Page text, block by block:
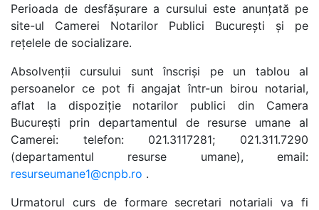
Perioada de desfășurare a cursului este anunțată pe
site-ul Camerei Notarilor Publici București și pe
rețelele de socializare.
Absolvenții cursului sunt înscriși pe un tablou al
persoanelor ce pot fi angajat într-un birou notarial,
aflat la dispoziție notarilor publici din Camera
Bucureşti prin departamentul de resurse umane al
Camerei: telefon: 021.3117281; 021.311.7290
(departamentul resurse umane), email:
resurseumane1@cnpb.ro .
Urmatorul curs de formare secretari notariali va fi